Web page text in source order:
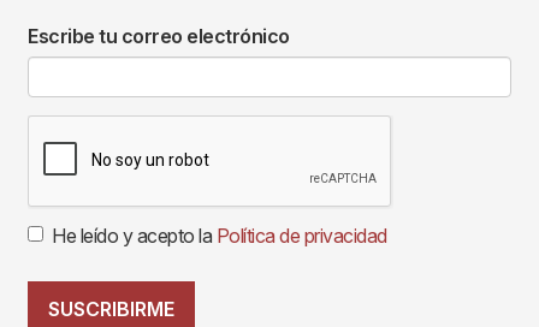
Escribe tu correo electrónico
He leído y acepto la Política de privacidad
SUSCRIBIRME